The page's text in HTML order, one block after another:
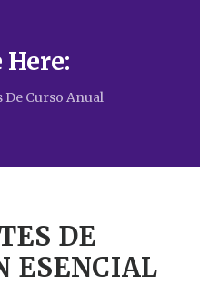
Here:
De Curso Anual
DE
ESENCIAL